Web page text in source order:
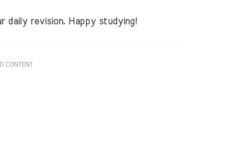
daily revision. Happy studying!
CONTENT